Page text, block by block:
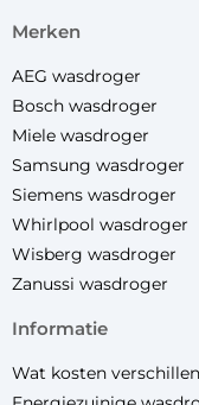
merken
AEG wasdroger
Bosch wasdroger
Miele wasdroger
Samsung wasdroger
Siemens wasdroger
Whirlpool wasdroger
Wisberg wasdroger
Zanussi wasdroger
informatie
Wat kosten